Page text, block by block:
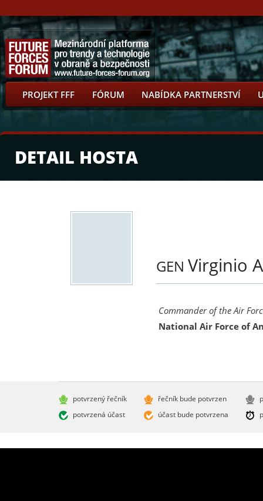
PROJEKT FFF FÓRUM NABÍDKA PARTNERSTVÍ
DETAIL HOSTA
GEN Virginio
Commander of the Air
National Air Force of
potvrzený řečník
potvrzená účast
řečník bude potvrzen
účast bude potvrzena